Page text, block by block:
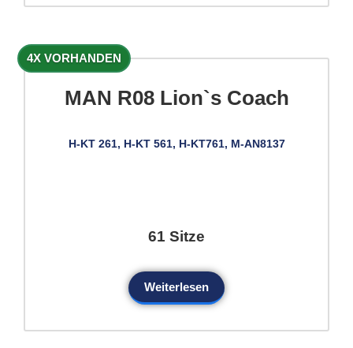
4X VORHANDEN
MAN R08 Lion`s Coach
H-KT 261, H-KT 561, H-KT761, M-AN8137
61 Sitze
Weiterlesen